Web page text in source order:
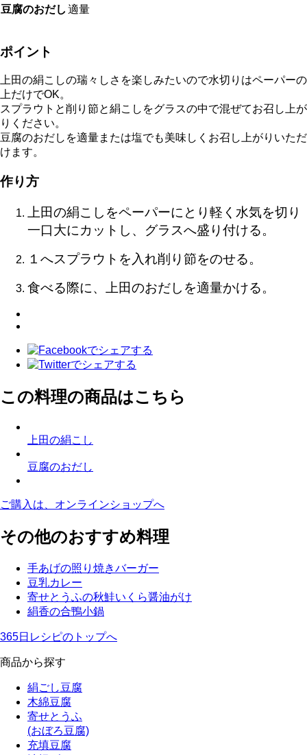
豆腐のおだし 適量
ポイント
上田の絹こしの瑞々しさを楽しみたいので水切りはペーパーの
上だけでOK。
スプラウトと削り節と絹こしをグラスの中で混ぜてお召し上が
りください。
豆腐のおだしを適量または塩でも美味しくお召し上がりいただ
けます。
作り方
上田の絹こしをペーパーにとり軽く水気を切り
一口大にカットし、グラスへ盛り付ける。
１へスプラウトを入れ削り節をのせる。
食べる際に、上田のおだしを適量かける。
この料理の商品はこちら
上田の絹こし
豆腐のおだし
ご購入は、オンラインショップへ
その他のおすすめ料理
手あげの照り焼きバーガー
豆乳カレー
寄せとうふの秋鮭いくら醤油がけ
絹香の合鴨小鍋
365日レシピのトップへ
商品から探す
絹ごし豆腐
木綿豆腐
寄せとうふ
(おぼろ豆腐)
充填豆腐